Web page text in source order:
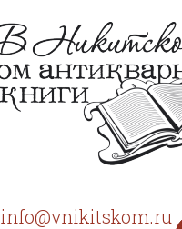
info@vnikitskom.ru